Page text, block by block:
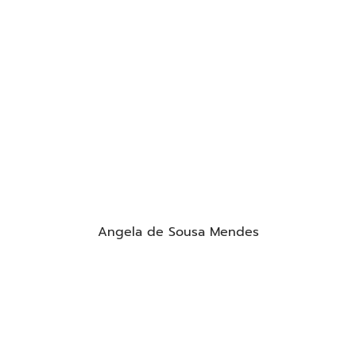
Angela de Sousa Mendes